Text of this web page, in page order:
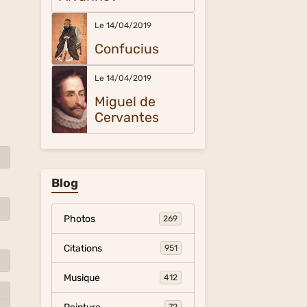
Le 14/04/2019
Confucius
Le 14/04/2019
Miguel de
Cervantes
Blog
Photos 269
Citations 951
Musique 412